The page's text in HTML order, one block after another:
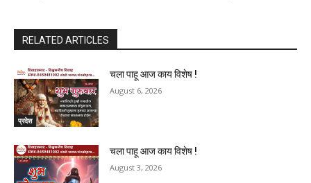
RELATED ARTICLES
प्रदेश
चला पाहू आज काय विशेष !
August 6, 2026
चला पाहू आज काय विशेष !
August 3, 2026